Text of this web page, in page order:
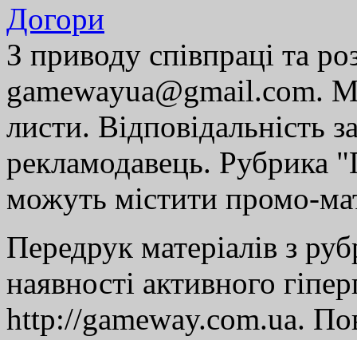
Догори
З приводу співпраці та
gamewayua@gmail.com.
листи. Відповідальність
рекламодавець. Рубрика
можуть містити промо-
Передрук матеріалів з
наявності активного
http://gameway.com.ua.